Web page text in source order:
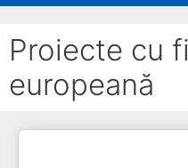
Proiecte cu
europeană